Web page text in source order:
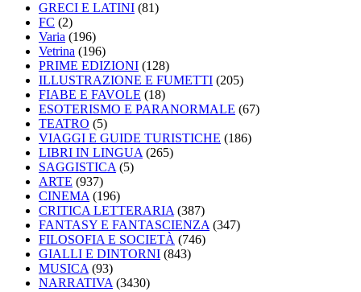
GRECI E LATINI (81)
FC (2)
Varia (196)
Vetrina (196)
PRIME EDIZIONI (128)
ILLUSTRAZIONE E FUMETTI (205)
FIABE E FAVOLE (18)
ESOTERISMO E PARANORMALE (67)
TEATRO (5)
VIAGGI E GUIDE TURISTICHE (186)
LIBRI IN LINGUA (265)
SAGGISTICA (5)
ARTE (937)
CINEMA (196)
CRITICA LETTERARIA (387)
FANTASY E FANTASCIENZA (347)
FILOSOFIA E SOCIETÀ (746)
GIALLI E DINTORNI (843)
MUSICA (93)
NARRATIVA (3430)